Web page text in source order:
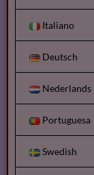
Italiano
Deutsch
Nederlands
Portuguesa
Swedish